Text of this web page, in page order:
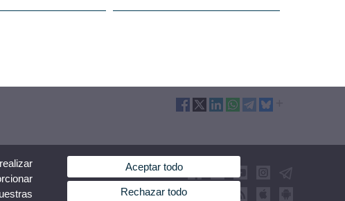
Aceptar todo
Rechazar todo